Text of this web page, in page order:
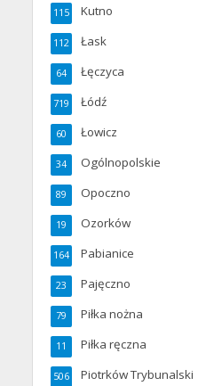
Kutno
115
Łask
112
Łęczyca
64
Łódź
719
Łowicz
60
Ogólnopolskie
34
Opoczno
89
Ozorków
19
Pabianice
164
Pajęczno
23
Piłka nożna
79
Piłka ręczna
11
Piotrków Trybunalski
506